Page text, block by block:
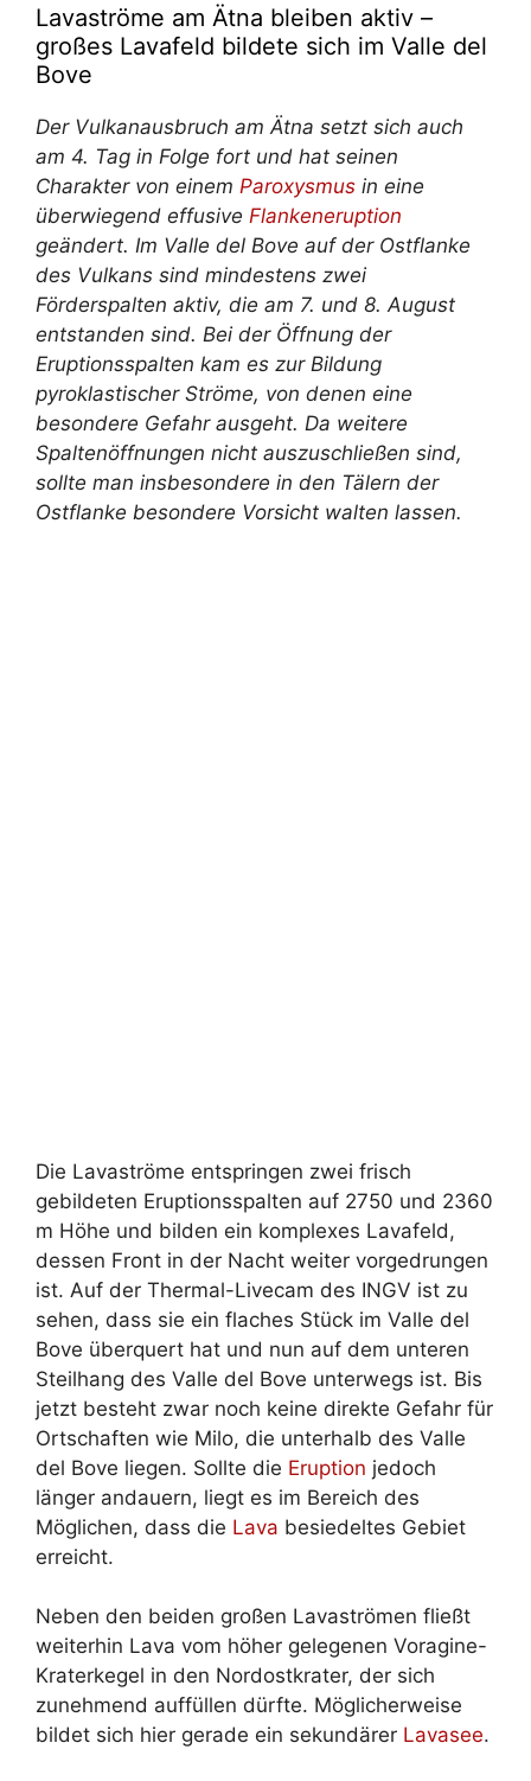
Lavaströme am Ätna bleiben aktiv –
großes Lavafeld bildete sich im Valle del
Bove
Der Vulkanausbruch am Ätna setzt sich auch
am 4. Tag in Folge fort und hat seinen
Charakter von einem Paroxysmus in eine
überwiegend effusive Flankeneruption
geändert. Im Valle del Bove auf der Ostflanke
des Vulkans sind mindestens zwei
Förderspalten aktiv, die am 7. und 8. August
entstanden sind. Bei der Öffnung der
Eruptionsspalten kam es zur Bildung
pyroklastischer Ströme, von denen eine
besondere Gefahr ausgeht. Da weitere
Spaltenöffnungen nicht auszuschließen sind,
sollte man insbesondere in den Tälern der
Ostflanke besondere Vorsicht walten lassen.
Die Lavaströme entspringen zwei frisch
gebildeten Eruptionsspalten auf 2750 und 2360
m Höhe und bilden ein komplexes Lavafeld,
dessen Front in der Nacht weiter vorgedrungen
ist. Auf der Thermal-Livecam des INGV ist zu
sehen, dass sie ein flaches Stück im Valle del
Bove überquert hat und nun auf dem unteren
Steilhang des Valle del Bove unterwegs ist. Bis
jetzt besteht zwar noch keine direkte Gefahr für
Ortschaften wie Milo, die unterhalb des Valle
del Bove liegen. Sollte die Eruption jedoch
länger andauern, liegt es im Bereich des
Möglichen, dass die Lava besiedeltes Gebiet
erreicht.
Neben den beiden großen Lavaströmen fließt
weiterhin Lava vom höher gelegenen Voragine-
Kraterkegel in den Nordostkrater, der sich
zunehmend auffüllen dürfte. Möglicherweise
bildet sich hier gerade ein sekundärer Lavasee.